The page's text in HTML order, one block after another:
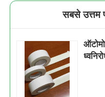
सबसे उत्तम